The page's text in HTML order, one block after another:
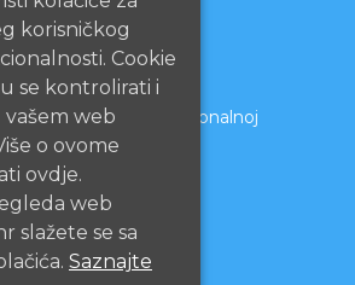
ugovor o funkcionalnoj
korisničkog
Cookie
se kontrolirati i
web
o ovome
ovdje.
web
slažete se sa
Saznajte